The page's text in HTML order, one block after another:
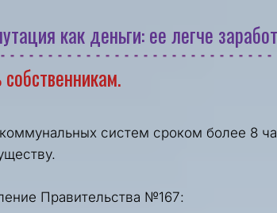
как деньги: ее легче
систем сроком более 8
Правительства №167: